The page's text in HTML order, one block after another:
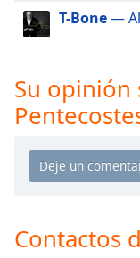
window.
Text
Color
Opacity
Color
T-Bone—
Su opinión
Contactos